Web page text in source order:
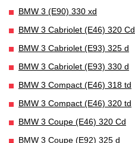
BMW 3 (E90) 330 xd
BMW 3 Cabriolet (E46) 320 Cd
BMW 3 Cabriolet (E93) 325 d
BMW 3 Cabriolet (E93) 330 d
BMW 3 Compact (E46) 318 td
BMW 3 Compact (E46) 320 td
BMW 3 Coupe (E46) 320 Cd
BMW 3 Coupe (E92) 325 d